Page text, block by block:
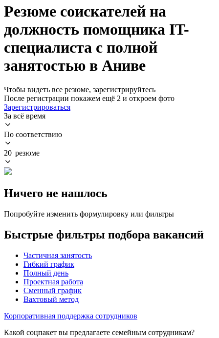
Резюме соискателей на
должность помощника IT-
специалиста с полной
занятостью в Аниве
Чтобы видеть все резюме, зарегистрируйтесь
После регистрации покажем ещё 2 и откроем фото
Зарегистрироваться
За всё время
По соответствию
20 резюме
Ничего не нашлось
Попробуйте изменить формулировку или фильтры
Быстрые фильтры подбора вакансий
Частичная занятость
Гибкий график
Полный день
Проектная работа
Сменный график
Вахтовый метод
Корпоративная поддержка сотрудников
Какой соцпакет вы предлагаете семейным сотрудникам?